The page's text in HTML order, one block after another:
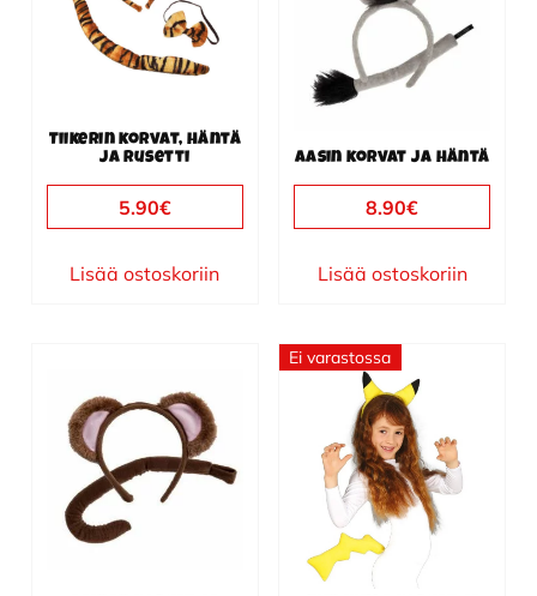
Tiikerin korvat, häntä
ja rusetti
5.90€
Lisää ostoskoriin
Aasin korvat ja häntä
8.90€
Lisää ostoskoriin
Ei varastossa